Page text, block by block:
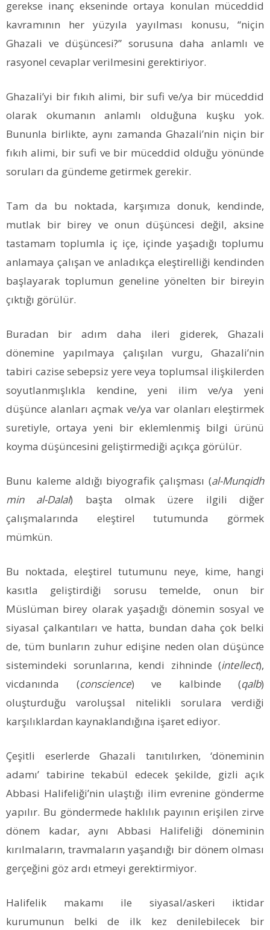
gerekse inanç ekseninde ortaya konulan müceddid
kavramının her yüzyıla yayılması konusu, “niçin
Ghazali ve düşüncesi?” sorusuna daha anlamlı ve
rasyonel cevaplar verilmesini gerektiriyor.
Ghazali’yi bir fıkıh alimi, bir sufi ve/ya bir müceddid
olarak okumanın anlamlı olduğuna kuşku yok.
Bununla birlikte, aynı zamanda Ghazali’nin niçin bir
fıkıh alimi, bir sufi ve bir müceddid olduğu yönünde
soruları da gündeme getirmek gerekir.
Tam da bu noktada, karşımıza donuk, kendinde,
mutlak bir birey ve onun düşüncesi değil, aksine
tastamam toplumla iç içe, içinde yaşadığı toplumu
anlamaya çalışan ve anladıkça eleştirelliği kendinden
başlayarak toplumun geneline yönelten bir bireyin
çıktığı görülür.
Buradan bir adım daha ileri giderek, Ghazali
dönemine yapılmaya çalışılan vurgu, Ghazali’nin
tabiri cazise sebepsiz yere veya toplumsal ilişkilerden
soyutlanmışlıkla kendine, yeni ilim ve/ya yeni
düşünce alanları açmak ve/ya var olanları eleştirmek
suretiyle, ortaya yeni bir eklemlenmiş bilgi ürünü
koyma düşüncesini geliştirmediği açıkça görülür.
Bunu kaleme aldığı biyografik çalışması (al-Munqidh
min al-Dalal) başta olmak üzere ilgili diğer
çalışmalarında eleştirel tutumunda görmek
mümkün.
Bu noktada, eleştirel tutumunu neye, kime, hangi
kasıtla geliştirdiği sorusu temelde, onun bir
Müslüman birey olarak yaşadığı dönemin sosyal ve
siyasal çalkantıları ve hatta, bundan daha çok belki
de, tüm bunların zuhur edişine neden olan düşünce
sistemindeki sorunlarına, kendi zihninde (intellect),
vicdanında (conscience) ve kalbinde (qalb)
oluşturduğu varoluşsal nitelikli sorulara verdiği
karşılıklardan kaynaklandığına işaret ediyor.
Çeşitli eserlerde Ghazali tanıtılırken, ‘döneminin
adamı’ tabirine tekabül edecek şekilde, gizli açık
Abbasi Halifeliği’nin ulaştığı ilim evrenine gönderme
yapılır. Bu göndermede haklılık payının erişilen zirve
dönem kadar, aynı Abbasi Halifeliği döneminin
kırılmaların, travmaların yaşandığı bir dönem olması
gerçeğini göz ardı etmeyi gerektirmiyor.
Halifelik makamı ile siyasal/askeri iktidar
kurumunun belki de ilk kez denilebilecek bir